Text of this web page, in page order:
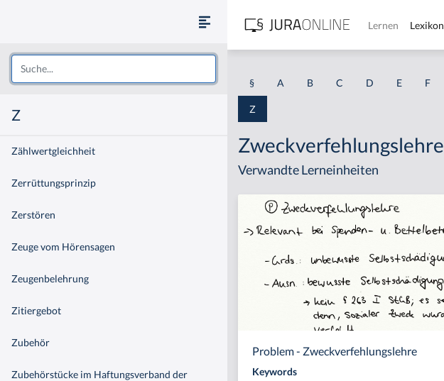
Z
Zählwertgleichheit
Zerrüttungsprinzip
Zerstören
Zeuge vom Hörensagen
Zeugenbelehrung
Zitiergebot
Zubehör
Zubehörstücke im Haftungsverband der
Lernen Lexikon
§ A B C D E F
Z
Zweckverfehlungslehre
Verwandte Lerneinheiten
Problem - Zweckverfehlungslehre
Keywords